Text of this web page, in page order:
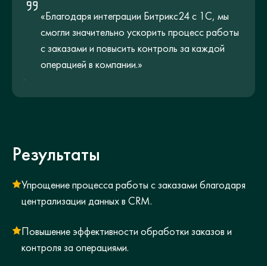
«Благодаря интеграции Битрикс24 с 1С, мы
смогли значительно ускорить процесс работы
с заказами и повысить контроль за каждой
операцией в компании.»
Результаты
Упрощение процесса работы с заказами благодаря
централизации данных в CRM.
Повышение эффективности обработки заказов и
контроля за операциями.